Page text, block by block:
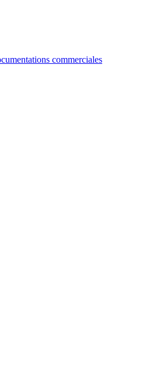
commerciales